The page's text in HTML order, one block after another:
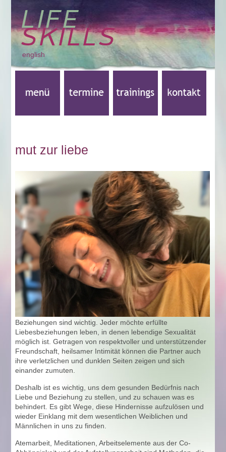
english
mut zur liebe
Beziehungen sind wichtig. Jeder möchte erfüllte
Liebesbeziehungen leben, in denen lebendige Sexualität
möglich ist. Getragen von respektvoller und unterstützender
Freundschaft, heilsamer Intimität können die Partner auch
ihre verletzlichen und dunklen Seiten zeigen und sich
einander zumuten.
Deshalb ist es wichtig, uns dem gesunden Bedürfnis nach
Liebe und Beziehung zu stellen, und zu schauen was es
behindert. Es gibt Wege, diese Hindernisse aufzulösen und
wieder Einklang mit dem wesentlichen Weiblichen und
Männlichen in uns zu finden.
Atemarbeit, Meditationen, Arbeitselemente aus der Co-